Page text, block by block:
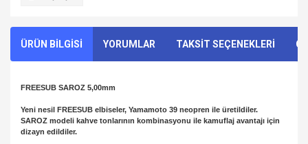
ÜRÜN BİLGİSİ YORUMLAR TAKSİT SEÇENEKLERİ
FREESUB SAROZ 5,00mm
Yeni nesil FREESUB elbiseler, Yamamoto 39 neopren ile üretildiler.
SAROZ modeli kahve tonlarının kombinasyonu ile kamuflaj avantajı için
dizayn edildiler.